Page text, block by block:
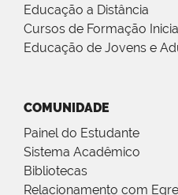
Educação a Distância
Cursos de Formação
Educação de Jovens e
COMUNIDADE
Painel do Estudante
Sistema Acadêmico
Bibliotecas
Relacionamento com